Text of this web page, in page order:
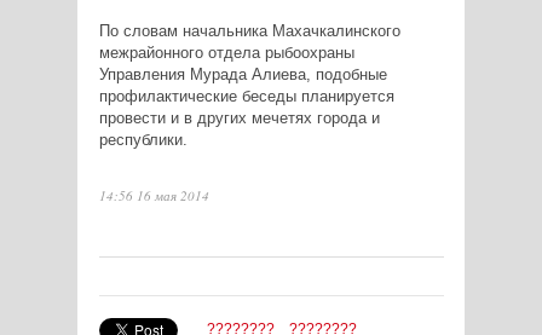
По словам начальника Махачкалинского
межрайонного отдела рыбоохраны
Управления Мурада Алиева, подобные
профилактические беседы планируется
провести и в других мечетях города и
республики.
14:56 16 мая 2014
???????? ????????